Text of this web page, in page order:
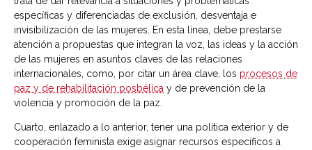
específicas y diferenciadas de exclusión, desventaja e
invisibilización de las mujeres. En esta línea, debe prestarse
atención a propuestas que integran la voz, las ideas y la acción
de las mujeres en asuntos claves de las relaciones
internacionales, como, por citar un área clave, los procesos de
paz y de rehabilitación posbélica y de prevención de la
violencia y promoción de la paz.
Cuarto, enlazado a lo anterior, tener una política exterior y de
cooperación feminista exige asignar recursos específicos a